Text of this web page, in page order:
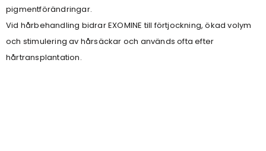
pigmentförändringar.
Vid hårbehandling bidrar EXOMINE till förtjockning, ökad volym
och stimulering av hårsäckar och används ofta efter
hårtransplantation.